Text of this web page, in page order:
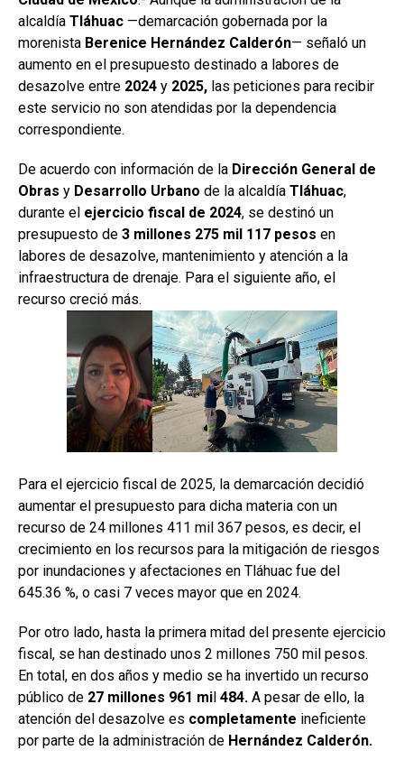
alcaldía Tláhuac —demarcación gobernada por la
morenista Berenice Hernández Calderón— señaló un
aumento en el presupuesto destinado a labores de
desazolve entre 2024 y 2025, las peticiones para recibir
este servicio no son atendidas por la dependencia
correspondiente.
De acuerdo con información de la Dirección General de
Obras y Desarrollo Urbano de la alcaldía Tláhuac,
durante el ejercicio fiscal de 2024, se destinó un
presupuesto de 3 millones 275 mil 117 pesos en
labores de desazolve, mantenimiento y atención a la
infraestructura de drenaje. Para el siguiente año, el
recurso creció más.
Para el ejercicio fiscal de 2025, la demarcación decidió
aumentar el presupuesto para dicha materia con un
recurso de 24 millones 411 mil 367 pesos, es decir, el
crecimiento en los recursos para la mitigación de riesgos
por inundaciones y afectaciones en Tláhuac fue del
645.36 %, o casi 7 veces mayor que en 2024.
Por otro lado, hasta la primera mitad del presente ejercicio
fiscal, se han destinado unos 2 millones 750 mil pesos.
En total, en dos años y medio se ha invertido un recurso
público de 27 millones 961 mi 484. A pesar de ello, la
atención del desazolve es completamente ineficiente
por parte de la administración de Hernández Calderón.